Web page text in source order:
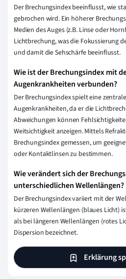
Der Brechungsindex beeinflusst, wie
gebrochen wird. Ein höherer
Medien des Auges (z.B. Linse oder
Lichtbrechung, was die Fokussierung
und damit die Sehschärfe beeinflusst.
Wie ist der Brechungsindex mit
Augenkrankheiten verbunden?
Der Brechungsindex spielt eine
Augenkrankheiten, da er die
Abweichungen können
Weitsichtigkeit anzeigen. Mittels
Brechungsindex gemessen, um
oder Kontaktlinsen zu bestimmen.
Wie verändert sich der
unterschiedlichen Wellenlängen?
Der Brechungsindex variiert mit der
kürzeren Wellenlängen (blaues Licht)
als bei längeren Wellenlängen (rotes
Dispersion bezeichnet.
Erklärung